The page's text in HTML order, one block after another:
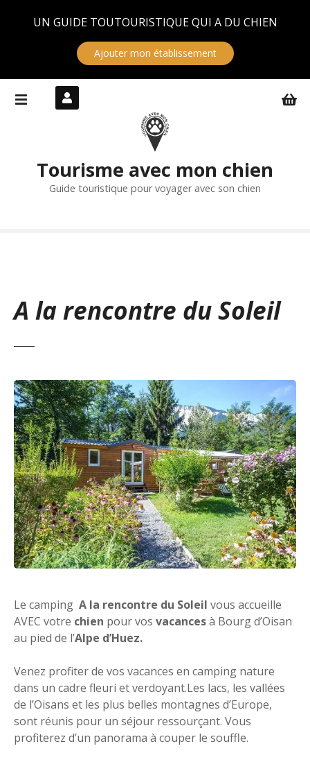
UN GUIDE TOUTOURISTIQUE QUI A DU CHIEN
Ajouter mon établissement
Tourisme avec mon chien
Guide touristique pour voyager avec son chien
A la rencontre du Soleil
Le camping A la rencontre du Soleil vous accueille
AVEC votre chien pour vos vacancesà Bourg d’Oisan
au pied de l’Alpe d’Huez.
Venez profiter de vos vacances en camping nature
dans un cadre fleuri et verdoyant.Les lacs, les vallées
de l’Oisans et les plus belles montagnes d’Europe,
sont réunis pour un séjour ressourçant. Vous
profiterez d’un panorama à couper le souffle.